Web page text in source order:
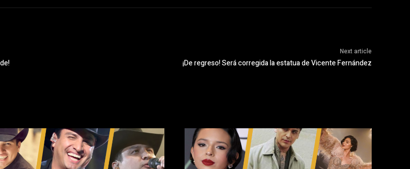
Next article
¡De regreso! Será corregida la estatua de Vicente Fernández